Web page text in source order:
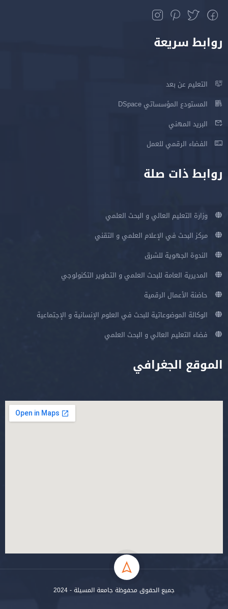
روابط سريعة
التعليم عن بعد
المستودع المؤسساتي DSpace
البريد المهني
الفضاء الرقمي للعمل
روابط ذات صلة
وزارة التعليم العالي و البحث العلمي
مركز البحث في الإعلام العلمي و التقني
الندوة الجهوية للشرق
المديرية العامة للبحث العلمي و التطوير التكنولوجي
حاضنة الأعمال الرقمية
الوكالة الموضوعاتية للبحث في العلوم الإنسانية و الإجتماعية
فضاء التعليم العالي و البحث العلمي
الموقع الجغرافي
جميع الحقوق محفوظة جامعة المسيلة - 2024